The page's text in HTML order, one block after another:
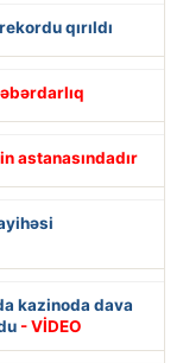
qırıldı
astanasındadır
kazinoda dava
- VİDEO